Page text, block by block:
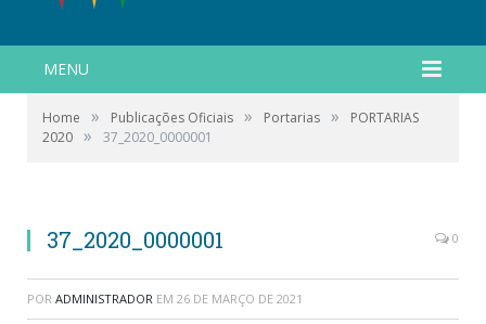
MENU
Home » Publicações Oficiais » Portarias »
PORTARIAS
2020 » 37_2020_0000001
37_2020_0000001 0
POR ADMINISTRADOR EM 26 DE MARÇO DE 2021